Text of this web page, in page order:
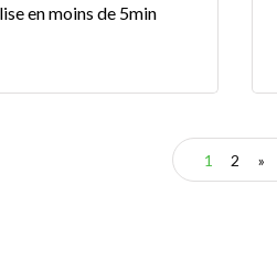
en moins de 5min
1 2 »